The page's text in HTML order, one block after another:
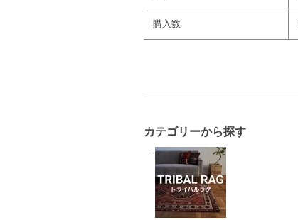
購入数
カテゴリーから探す